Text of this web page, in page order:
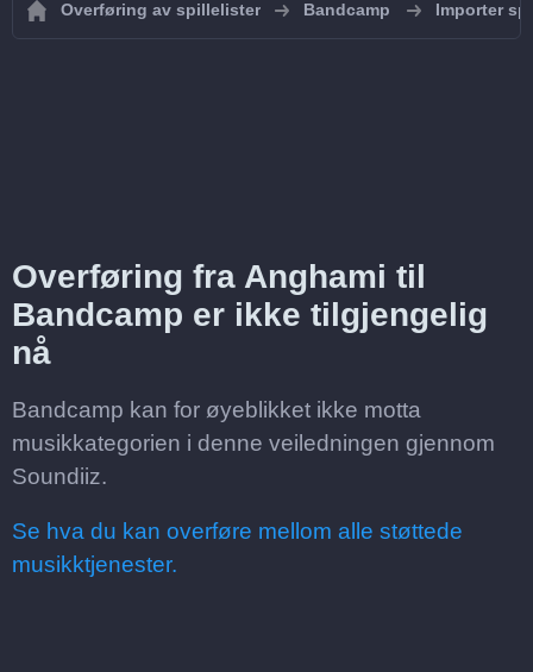
Overføring av spillelister Bandcamp Importer
Overføring fra Anghami til
Bandcamp er ikke tilgjengelig
nå
Bandcamp kan for øyeblikket ikke motta
musikkategorien i denne veiledningen gjennom
Soundiiz.
Se hva du kan overføre mellom alle støttede
musikktjenester.